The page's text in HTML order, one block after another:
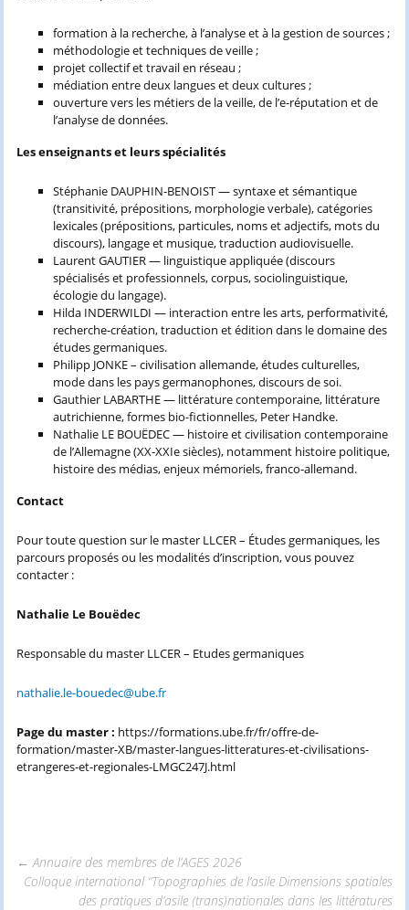
formation à la recherche, à l’analyse et à la gestion de sources ;
méthodologie et techniques de veille ;
projet collectif et travail en réseau ;
médiation entre deux langues et deux cultures ;
ouverture vers les métiers de la veille, de l’e-réputation et de
l’analyse de données.
Les enseignants et leurs spécialités
Stéphanie DAUPHIN-BENOIST — syntaxe et sémantique
(transitivité, prépositions, morphologie verbale), catégories
lexicales (prépositions, particules, noms et adjectifs, mots du
discours), langage et musique, traduction audiovisuelle.
Laurent GAUTIER — linguistique appliquée (discours
spécialisés et professionnels, corpus, sociolinguistique,
écologie du langage).
Hilda INDERWILDI — interaction entre les arts, performativité,
recherche-création, traduction et édition dans le domaine des
études germaniques.
Philipp JONKE – civilisation allemande, études culturelles,
mode dans les pays germanophones, discours de soi.
Gauthier LABARTHE — littérature contemporaine, littérature
autrichienne, formes bio-fictionnelles, Peter Handke.
Nathalie LE BOUËDEC — histoire et civilisation contemporaine
de l’Allemagne (XX-XXIe siècles), notamment histoire politique,
histoire des médias, enjeux mémoriels, franco-allemand.
Contact
Pour toute question sur le master LLCER – Études germaniques, les
parcours proposés ou les modalités d’inscription, vous pouvez
contacter :
Nathalie Le Bouëdec
Responsable du master LLCER – Etudes germaniques
nathalie.le-bouedec@ube.fr
Page du master : https://formations.ube.fr/fr/offre-de-
formation/master-XB/master-langues-litteratures-et-civilisations-
etrangeres-et-regionales-LMGC247J.html
← Annuaire des membres de l’AGES 2026
Colloque international “Topographies de l’asile Dimensions spatiales
des pratiques d’asile (trans)nationales dans les littératures